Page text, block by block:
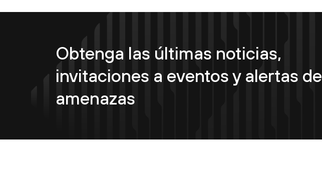
Obtenga las últimas noticias,
invitaciones a eventos y alertas de
amenazas